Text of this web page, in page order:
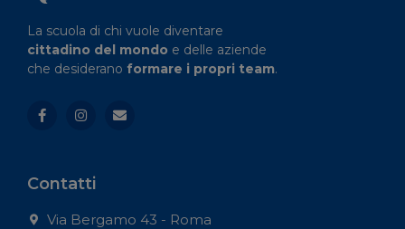
La scuola di chi vuole diventare
cittadino del mondo e delle aziende
che desiderano formare i propri team.
Contatti
Via Bergamo 43 - Roma